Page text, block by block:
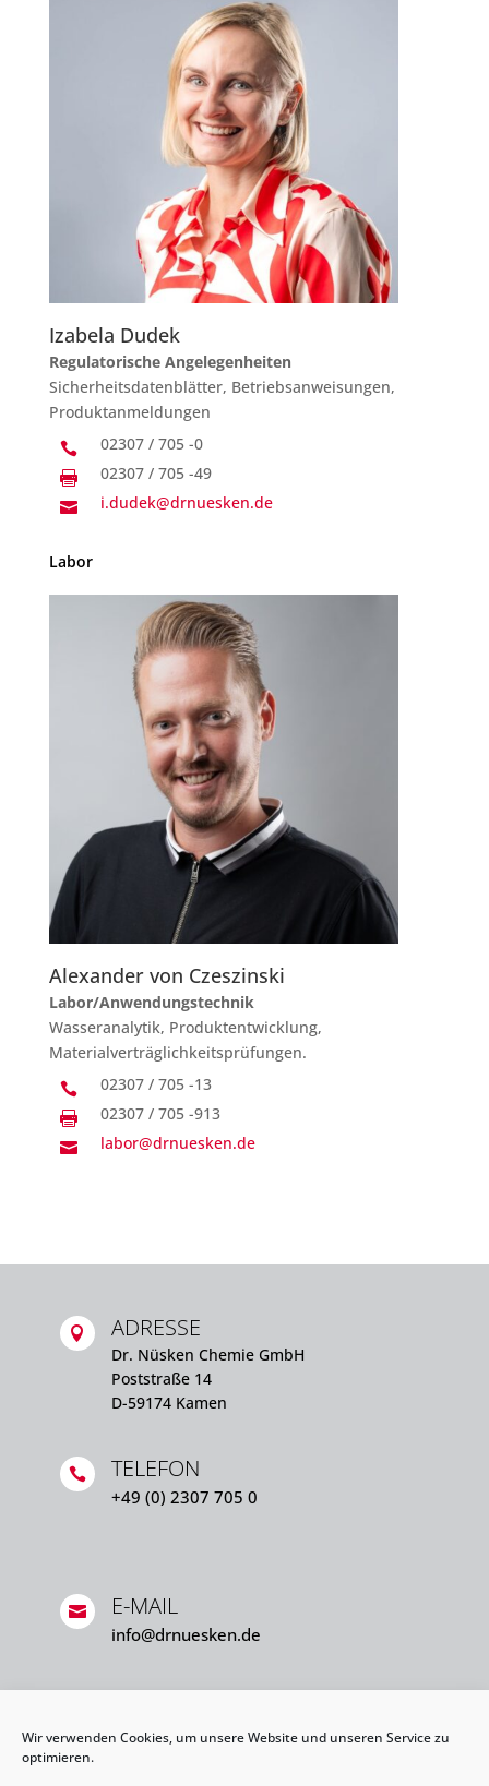
Wir verwenden Cookies, um unsere Website und unseren Service zu
optimieren.
Izabela Dudek
Regulatorische Angelegenheiten
Sicherheitsdatenblätter, Betriebsanweisungen,
Produktanmeldungen
 02307 / 705 -0
 02307 / 705 -49
 i.dudek@drnuesken.de
Labor
Alexander von Czeszinski
Labor/Anwendungstechnik
Wasseranalytik, Produktentwicklung,
Materialverträglichkeitsprüfungen.
 02307 / 705 -13
 02307 / 705 -913
 labor@drnuesken.de
 ADRESSE
Dr. Nüsken Chemie GmbH
Poststraße 14
D-59174 Kamen
 TELEFON
+49 (0) 2307 705 0
 E-MAIL
info@drnuesken.de